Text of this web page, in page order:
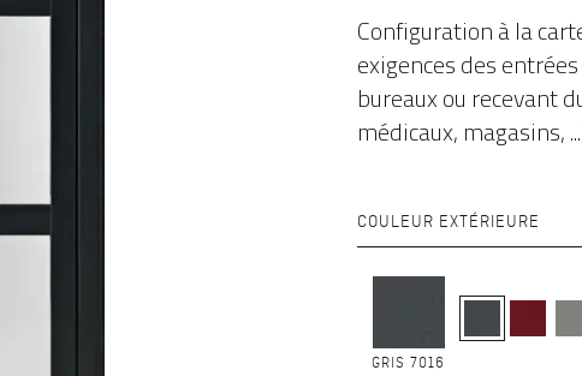
Configuration à la
exigences des
bureaux ou recevant
médicaux, magasins,
COULEUR EXTÉRIEURE
GRIS 7016